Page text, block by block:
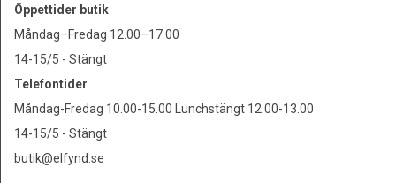
Öppettider butik
Måndag–Fredag 12.00–17.00
14-15/5 - Stängt
Telefontider
Måndag-Fredag 10.00-15.00 Lunchstängt 12.00-13.00
14-15/5 - Stängt
butik@elfynd.se